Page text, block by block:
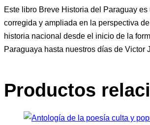
Este libro Breve Historia del Paraguay es
corregida y ampliada en la perspectiva
historia nacional desde el inicio de la
Paraguaya hasta nuestros días de Victor
Productos